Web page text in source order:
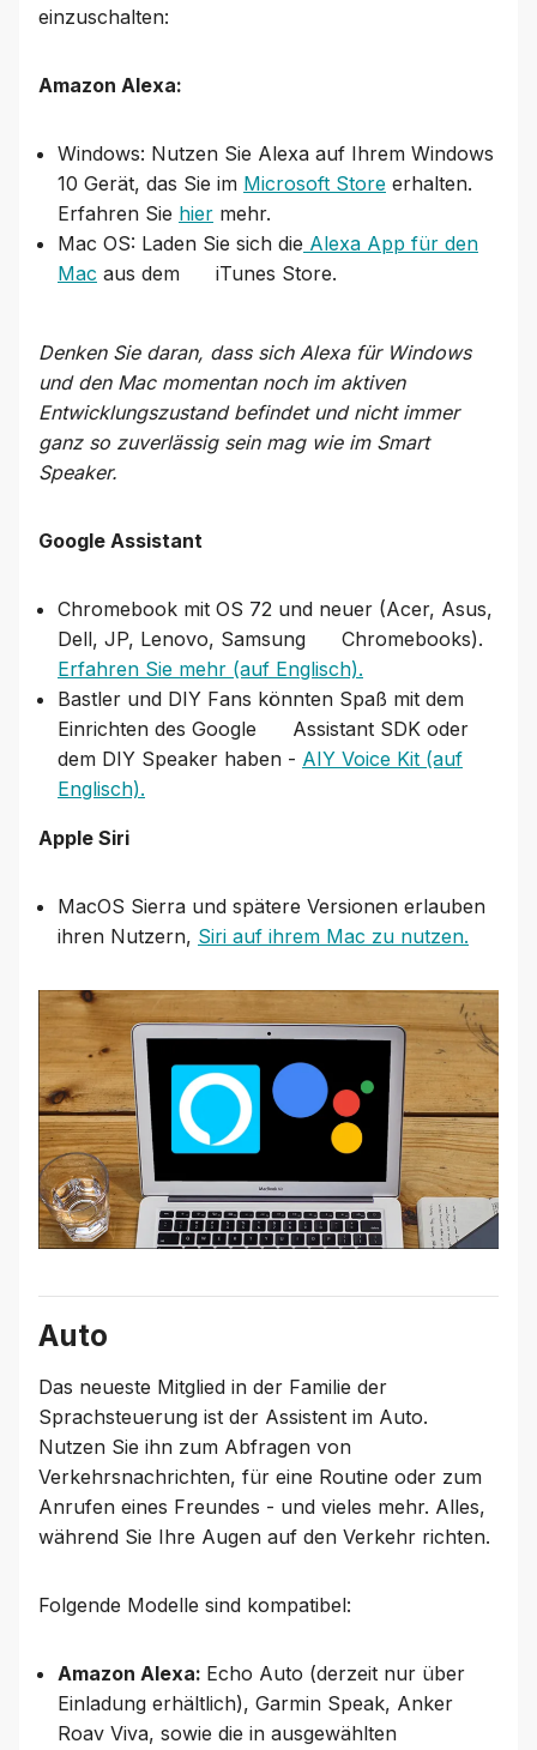
einzuschalten:
Amazon Alexa:
Windows: Nutzen Sie Alexa auf Ihrem Windows
10 Gerät, das Sie im Microsoft Store erhalten.
Erfahren Sie hier mehr.
Mac OS: Laden Sie sich die Alexa App für den
Mac aus dem iTunes Store.
Denken Sie daran, dass sich Alexa für Windows
und den Mac momentan noch im aktiven
Entwicklungszustand befindet und nicht immer
ganz so zuverlässig sein mag wie im Smart
Speaker.
Google Assistant
Chromebook mit OS 72 und neuer (Acer, Asus,
Dell, JP, Lenovo, Samsung Chromebooks).
Erfahren Sie mehr (auf Englisch).
Bastler und DIY Fans könnten Spaß mit dem
Einrichten des Google Assistant SDK oder
dem DIY Speaker haben - AIY Voice Kit (auf
Englisch).
Apple Siri
MacOS Sierra und spätere Versionen erlauben
ihren Nutzern, Siri auf ihrem Mac zu nutzen.
Auto
Das neueste Mitglied in der Familie der
Sprachsteuerung ist der Assistent im Auto.
Nutzen Sie ihn zum Abfragen von
Verkehrsnachrichten, für eine Routine oder zum
Anrufen eines Freundes - und vieles mehr. Alles,
während Sie Ihre Augen auf den Verkehr richten.
Folgende Modelle sind kompatibel:
Amazon Alexa: Echo Auto (derzeit nur über
Einladung erhältlich), Garmin Speak, Anker
Roav Viva, sowie die in ausgewählten